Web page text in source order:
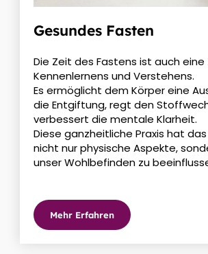
Gesundes Fasten
Die Zeit des Fastens ist auch
Kennenlernens und Verstehens.
Es ermöglicht dem Körper eine
die Entgiftung, regt den
verbessert die mentale Klarheit.
Diese ganzheitliche Praxis hat
nicht nur physische Aspekte,
unser Wohlbefinden zu
Mehr Erfahren